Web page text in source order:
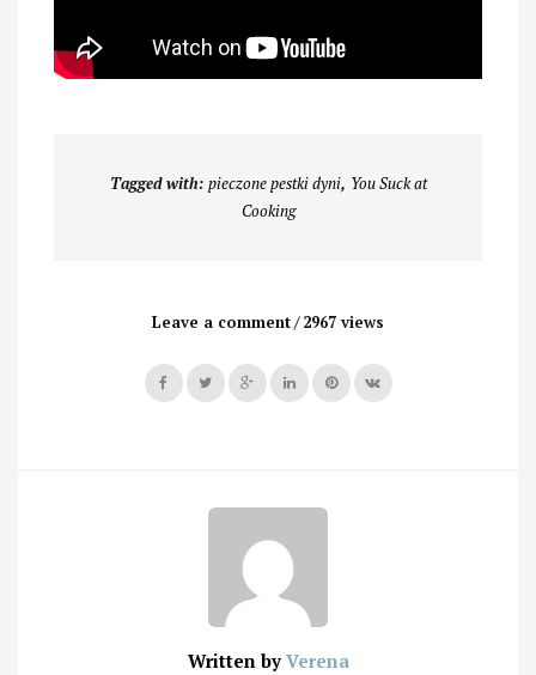
Tagged with: pieczone pestki dyni, You Suck at
Cooking
Leave a comment 2967 views
Written by Verena